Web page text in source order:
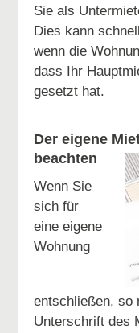
Sie als
Dies kann
wenn die
dass Ihr
gesetzt hat.
Der eigene
beachten
Wenn Sie
sich für
eine eigene
Wohnung
entschließen, so
Unterschrift des